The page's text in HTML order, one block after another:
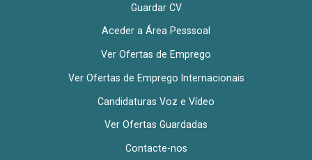
Guardar CV
Aceder a Área Pesssoal
Ver Ofertas de Emprego
Ver Ofertas de Emprego Internacionais
Candidaturas Voz e Vídeo
Ver Ofertas Guardadas
Contacte-nos